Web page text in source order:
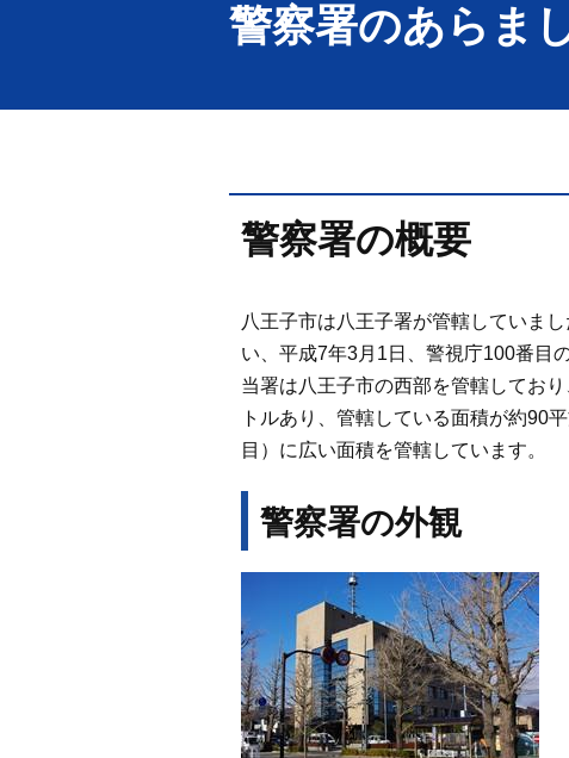
警察署のあらま
警察署の概要
八王子市は八王子署が管轄していま
い、平成7年3月1日、警視庁100番目
当署は八王子市の西部を管轄してお
トルあり、管轄している面積が約90
目）に広い面積を管轄しています。
警察署の外観